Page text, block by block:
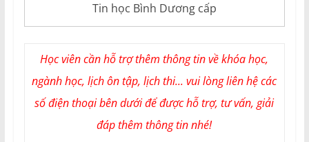
Tin học Bình Dương cấp
Học viên cần hỗ trợ thêm thông tin về khóa học,
ngành học, lịch ôn tập, lịch thi... vui lòng liên hệ các
số điện thoại bên dưới để được hỗ trợ, tư vấn, giải
đáp thêm thông tin nhé!